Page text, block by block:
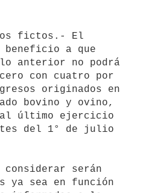
beneficio a que
anterior no podrá
con cuatro por
originados en
bovino y ovino,
al último ejercicio
del 1° de julio
ya sea en función